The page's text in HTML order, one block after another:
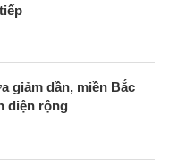
giảm dần, miền Bắc
diện rộng